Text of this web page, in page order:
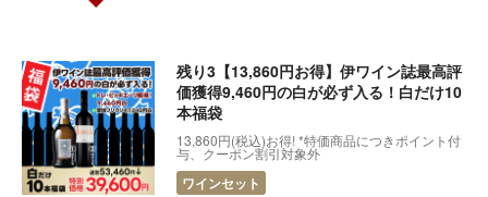
2025.11.01
案内
2025.10.17
【10/20〆切】 40％オフセットご購入お急ぎくださ
い！
2025.09.24 【5,830円お得に!】当たり年バローロとアマローネ
残り3【13,860円お得】伊ワイン誌最高評
価獲得9,460円の白が必ず入る！白だけ10
本福袋
13,860円(税込)お得! *特価商品につきポイント付
与、クーポン割引対象外
ワインセット